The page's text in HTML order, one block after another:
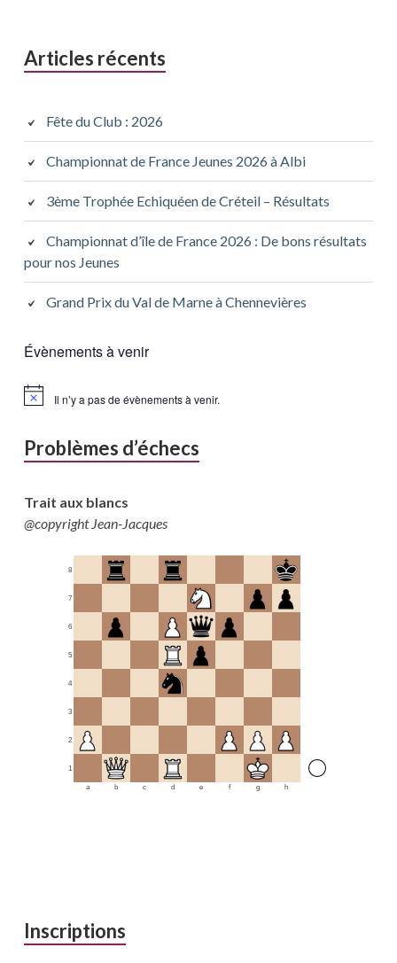
Articles récents
Fête du Club : 2026
Championnat de France Jeunes 2026 à Albi
3ème Trophée Echiquéen de Créteil – Résultats
Championnat d’île de France 2026 : De bons résultats
pour nos Jeunes
Grand Prix du Val de Marne à Chennevières
Évènements à venir
Il n’y a pas de évènements à venir.
Problèmes d’échecs
Trait aux blancs
@copyright Jean-Jacques
1
2
3
4
5
6
7
8
a b c d e f g h
Inscriptions